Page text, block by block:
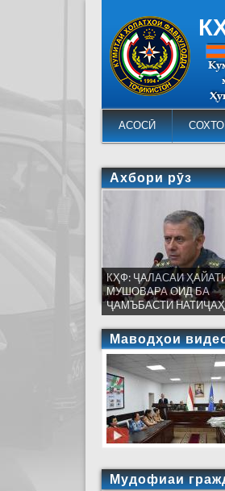
АСОСӢ
Ахбори рӯз
КҲФ: ҶАЛАСАИ
МУШОВАРА ОИД БА
ҶАМЪБАСТИ
Маводҳои
Мудофиаи